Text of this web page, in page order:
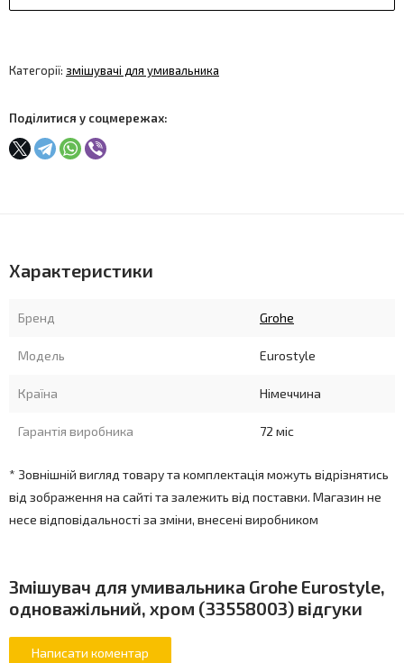
Категорії: змішувачі для умивальника
Поділитися у соцмережах:
Характеристики
Бренд Grohe
Модель Eurostyle
Країна Німеччина
Гарантія виробника 72 міс
* Зовнішній вигляд товару та комплектація можуть відрізнятись
від зображення на сайті та залежить від поставки. Магазин не
несе відповідальності за зміни, внесені виробником
Змішувач для умивальника Grohe Eurostyle,
одноважільний, хром (33558003) відгуки